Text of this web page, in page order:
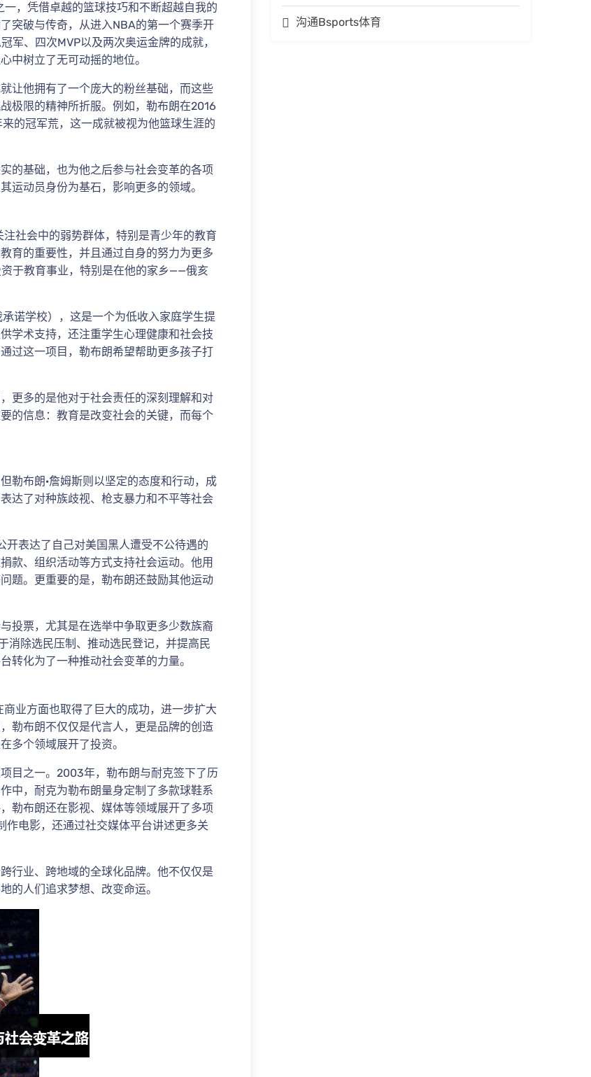
，凭借卓越的篮球技巧和不断超越自我的
突破与传奇，从进入NBA的第一个赛季开
军、四次MVP以及两次奥运金牌的成就，
中树立了无可动摇的地位。
让他拥有了一个庞大的粉丝基础，而这些
极限的精神所折服。例如，勒布朗在2016
的冠军荒，这一成就被视为他篮球生涯的
的基础，也为他之后参与社会变革的各项
运动员身份为基石，影响更多的领域。
社会中的弱势群体，特别是青少年的教育
育的重要性，并且通过自身的努力为更多
于教育事业，特别是在他的家乡——俄亥
诺学校），这是一个为低收入家庭学生提
学术支持，还注重学生心理健康和社会技
过这一项目，勒布朗希望帮助更多孩子打
更多的是他对于社会责任的深刻理解和对
的信息：教育是改变社会的关键，而每个
勒布朗·詹姆斯则以坚定的态度和行动，成
达了对种族歧视、枪支暴力和不平等社会
表达了自己对美国黑人遭受不公待遇的
款、组织活动等方式支持社会运动。他用
题。更重要的是，勒布朗还鼓励其他运动
投票，尤其是在选举中争取更多少数族裔
消除选民压制、推动选民登记，并提高民
转化为了一种推动社会变革的力量。
业方面也取得了巨大的成功，进一步扩大
勒布朗不仅仅是代言人，更是品牌的创造
多个领域展开了投资。
目之一。2003年，勒布朗与耐克签下了历
中，耐克为勒布朗量身定制了多款球鞋系
勒布朗还在影视、媒体等领域展开了多项
电影，还通过社交媒体平台讲述更多关
行业、跨地域的全球化品牌。他不仅仅是
的人们追求梦想、改变命运。
沟通Bsports体育